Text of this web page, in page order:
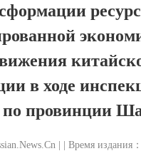
в ходе
по провинции
| | Время издания